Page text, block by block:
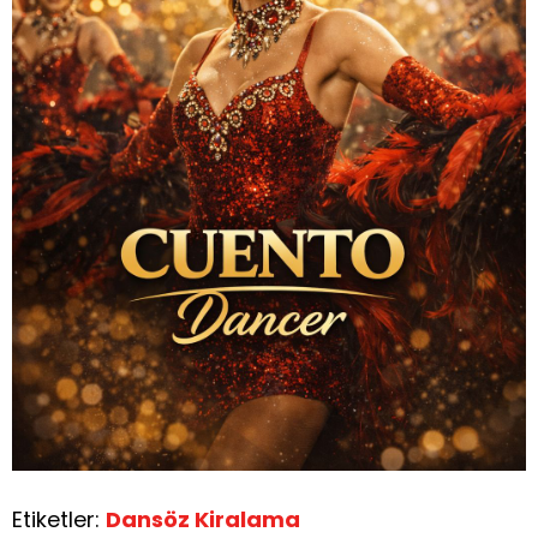
Etiketler: Dansöz Kiralama